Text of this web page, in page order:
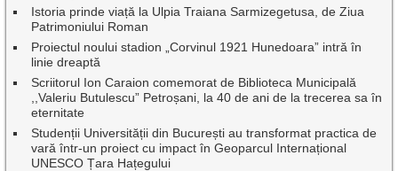
Istoria prinde viață la Ulpia Traiana Sarmizegetusa, de Ziua
Patrimoniului Roman
Proiectul noului stadion „Corvinul 1921 Hunedoara” intră în
linie dreaptă
Scriitorul Ion Caraion comemorat de Biblioteca Municipală
,,Valeriu Butulescu” Petroșani, la 40 de ani de la trecerea sa în
eternitate
Studenții Universității din București au transformat practica de
vară într-un proiect cu impact în Geoparcul Internațional
UNESCO Țara Hațegului